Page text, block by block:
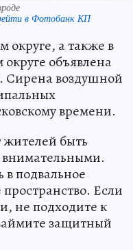
в Фотобанк КП
округе, а также в
объявлена
Сирена воздушной
времени.
быть
в подвальное
Если
не подходите к
защитный